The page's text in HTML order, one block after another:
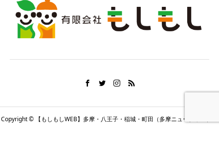
Copyright © 【もしもしWEB】多摩・八王子・稲城・町田（多摩ニュータウン）の